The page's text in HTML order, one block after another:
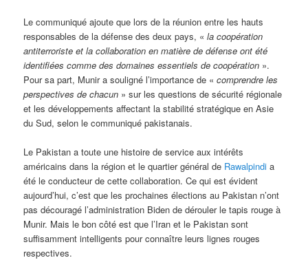
Le communiqué ajoute que lors de la réunion entre les hauts
responsables de la défense des deux pays, «la coopération
antiterroriste et la collaboration en matière de défense ont été
identifiées comme des domaines essentiels de coopération ».
Pour sa part, Munir a souligné l’importance de «comprendre les
perspectives de chacun » sur les questions de sécurité régionale
et les développements affectant la stabilité stratégique en Asie
du Sud, selon le communiqué pakistanais.
Le Pakistan a toute une histoire de service aux intérêts
américains dans la région et le quartier général de Rawalpindi a
été le conducteur de cette collaboration. Ce qui est évident
aujourd’hui, c’est que les prochaines élections au Pakistan n’ont
pas découragé l’administration Biden de dérouler le tapis rouge à
Munir. Mais le bon côté est que l’Iran et le Pakistan sont
suffisamment intelligents pour connaître leurs lignes rouges
respectives.